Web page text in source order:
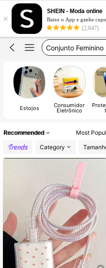
×
SHEIN - Moda online
Baixe o App e ganhe
(2,847)
Vestido Feminino
Conjunto Feminino
Calça Jeans
Vestido Feminino
Estojos Consumidor
Eletrônico
Recommended Most
Category